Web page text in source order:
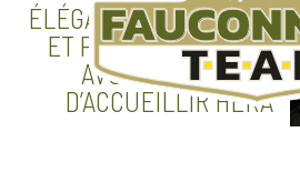
ÉLÉGANCE, PUISSANCE
ET PRÉCISION : NOUS
AVONS LE PLAISIR
D’ACCUEILLIR HERA